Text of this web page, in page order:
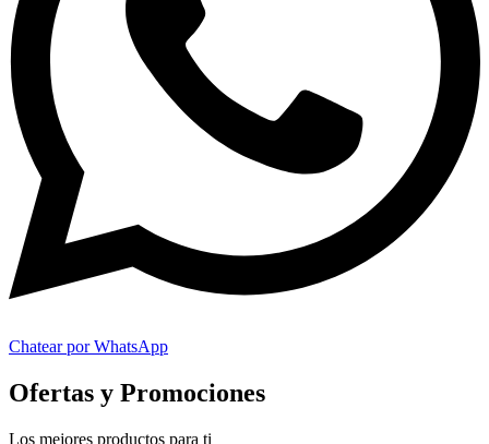
Chatear por WhatsApp
Ofertas y Promociones
Los mejores productos para ti